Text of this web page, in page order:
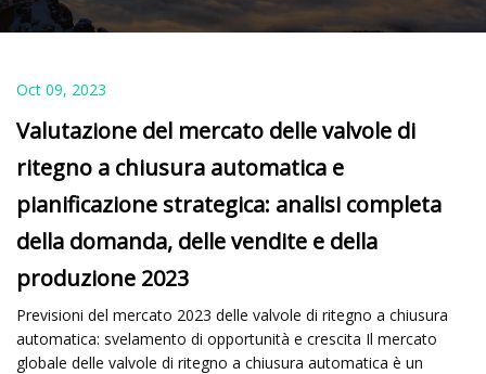
Oct 09, 2023
Valutazione del mercato delle valvole di
ritegno a chiusura automatica e
pianificazione strategica: analisi completa
della domanda, delle vendite e della
produzione 2023
Previsioni del mercato 2023 delle valvole di ritegno a chiusura
automatica: svelamento di opportunità e crescita Il mercato
globale delle valvole di ritegno a chiusura automatica è un